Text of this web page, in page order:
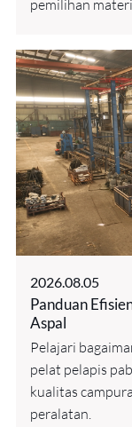
pemilihan
2026.08.05
Panduan
Aspal
Pelajari
pelat pelapis
kualitas
peralatan.